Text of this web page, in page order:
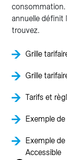
consommation.
annuelle définit
trouvez.
Grille
Grille
Tarifs et
Exemple
Exemple
Accessible